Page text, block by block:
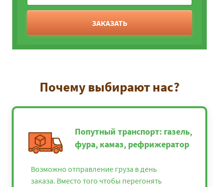
ЗАКАЗАТЬ
Почему выбирают нас?
Попутный транспорт: газель,
фура, камаз, рефрижератор
Возможно отправление груза в день
заказа. Вместо того чтобы перегонять